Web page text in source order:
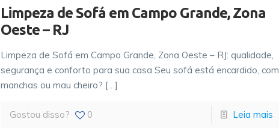
Limpeza de Sofá em Campo Grande, Zona
Oeste – RJ
Limpeza de Sofá em Campo Grande, Zona Oeste – RJ: qualidade,
segurança e conforto para sua casa Seu sofá está encardido, com
manchas ou mau cheiro? […]
Gostou disso? 0 Leia mais